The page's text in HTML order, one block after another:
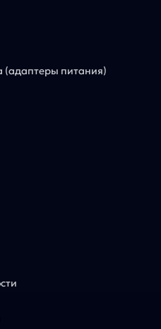
(адаптеры питания)